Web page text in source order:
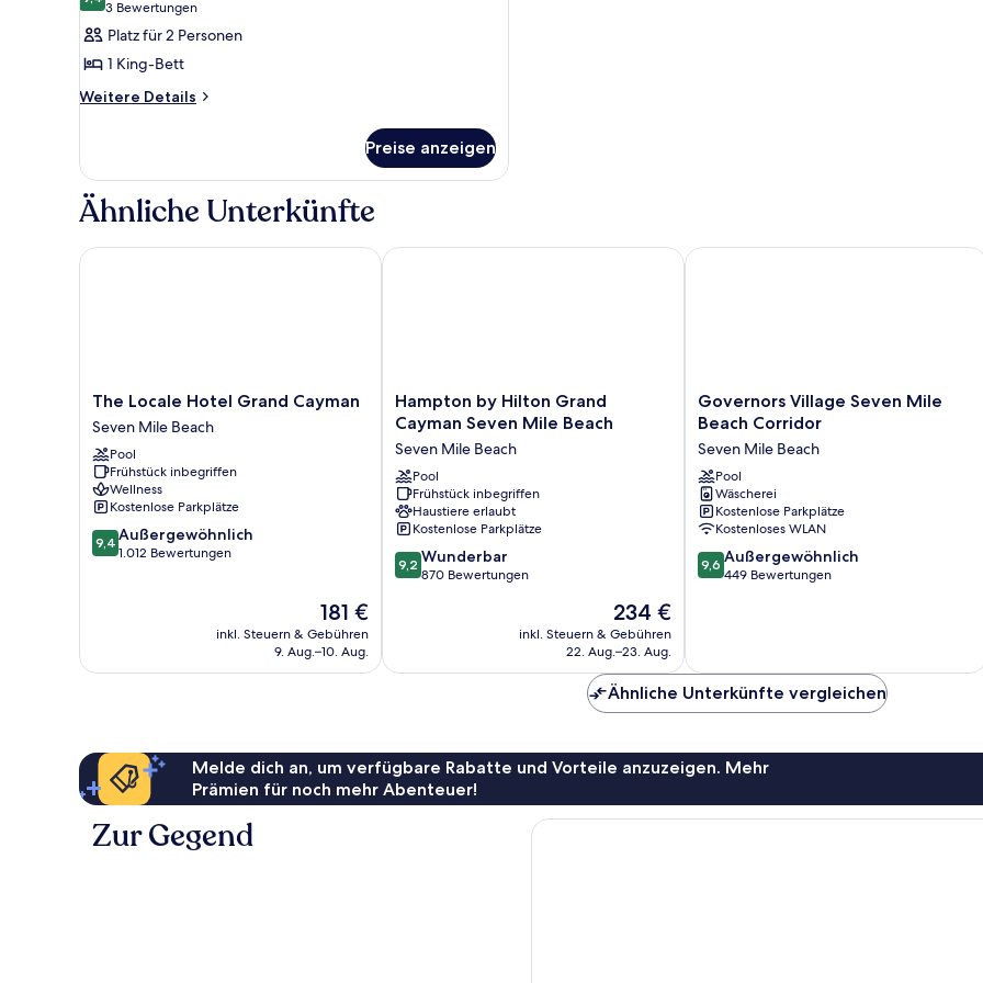
Studio,
1 King-
Bett
(Suite)
9,4 von 10
3 Bewertungen
(3
Bewertungen)
Platz für 2 Personen
1 King-Bett
Weitere Details
Weitere
1 King-
Bett
(Suite)
Preise anzeigen
Ähnliche Unterkünfte
The
Locale
Hotel
Grand
Cayman
Seven
Mile
Beach
The Locale Hotel Grand Cayman
Seven Mile Beach
Pool
Frühstück inbegriffen
Wellness
Kostenlose Parkplätze
9.4
von
9,4 Außergewöhnlich
1.012 Bewertungen
Der
Preis
beträgt
181 €
inkl. Steuern & Gebühren
9. Aug.–10. Aug.
The Locale Hotel Grand Cayman
Hampton
by
Hilton
Grand
Cayman
Seven
Mile
Beach
Seven
Mile
Hampton by Hilton Grand
Cayman Seven Mile Beach
Seven Mile Beach
Pool
Frühstück inbegriffen
Haustiere erlaubt
Kostenlose Parkplätze
9.2
von
9,2 Wunderbar
870 Bewertungen
Der
Preis
beträgt
234 €
inkl. Steuern & Gebühren
22. Aug.–23. Aug.
Hampton by Hilton Grand Cayman Seven Mile Beach
Governors
Village
Mile
Beach
Corridor
Seven
Mile
Beach
Governors Village Seven Mile
Beach Corridor
Seven Mile Beach
Pool
Wäscherei
Kostenlose Parkplätze
Kostenloses WLAN
9.6
von
9,6 Außergewöhnlich
449 Bewertungen
Governors Village Seven Mile Beach
Ähnliche Unterkünfte vergleichen
Melde dich an, um verfügbare Rabatte und Vorteile anzuzeigen. Mehr
Prämien für noch mehr Abenteuer!
Zur Gegend